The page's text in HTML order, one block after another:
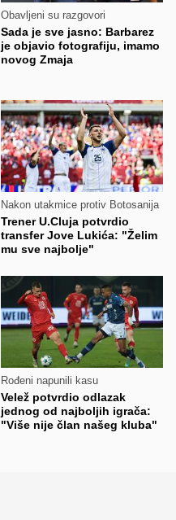
Obavljeni su razgovori
Sada je sve jasno: Barbarez
je objavio fotografiju, imamo
novog Zmaja
Nakon utakmice protiv Botosanija
Trener U.Cluja potvrdio
transfer Jove Lukića: "Želim
mu sve najbolje"
Rođeni napunili kasu
Velež potvrdio odlazak
jednog od najboljih igrača:
"Više nije član našeg kluba"